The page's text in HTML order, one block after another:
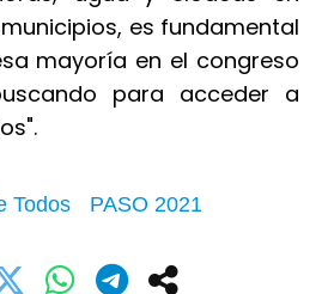
es fundamental
mayoría en el congreso
para acceder a
Todos PASO 2021